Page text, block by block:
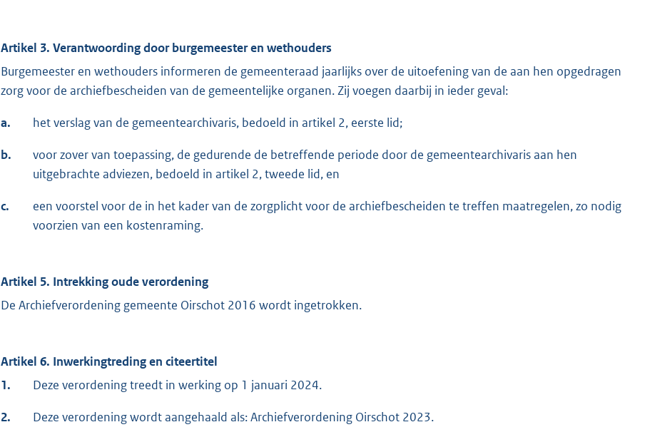
Artikel 3. Verantwoording door burgemeester en wethouders
Burgemeester en wethouders informeren de gemeenteraad jaarlijks over de uitoefening van de aan hen opgedragen
zorg voor de archiefbescheiden van de gemeentelijke organen. Zij voegen daarbij in ieder geval:
a. het verslag van de gemeentearchivaris, bedoeld in artikel 2, eerste lid;
b.
voor zover van toepassing, de gedurende de betreffende periode door de gemeentearchivaris aan hen
uitgebrachte adviezen, bedoeld in artikel 2, tweede lid, en
c.
een voorstel voor de in het kader van de zorgplicht voor de archiefbescheiden te treffen maatregelen, zo nodig
voorzien van een kostenraming.
Artikel 5. Intrekking oude verordening
De Archiefverordening gemeente Oirschot 2016 wordt ingetrokken.
Artikel 6. Inwerkingtreding en citeertitel
1.
Deze verordening treedt in werking op 1 januari 2024.
2. Deze verordening wordt aangehaald als: Archiefverordening Oirschot 2023.